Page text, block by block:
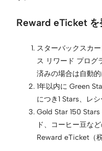
Reward eTicket を
スターバックスカ
ス リワード プログ
済みの場合は自動的
1年以内に Green
につき1 Stars、レ
Gold Star 150
ド、コーヒー豆な
Reward eTicket（